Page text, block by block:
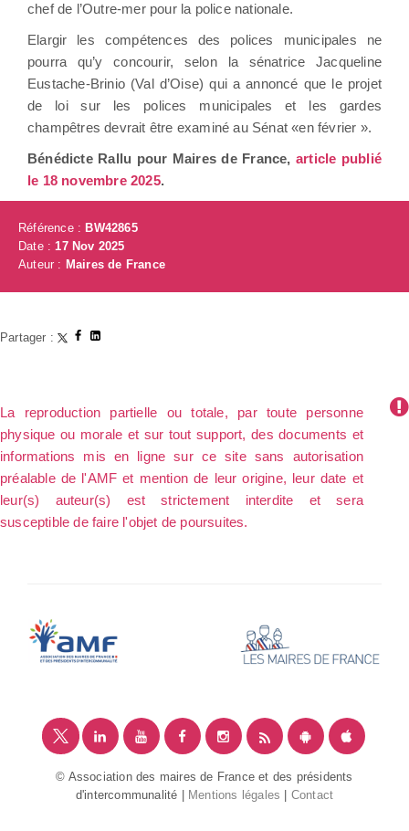
chef de l’Outre-mer pour la police nationale.
Elargir les compétences des polices municipales ne
pourra qu’y concourir, selon la sénatrice Jacqueline
Eustache-Brinio (Val d’Oise) qui a annoncé que le projet
de loi sur les polices municipales et les gardes
champêtres devrait être examiné au Sénat «en février ».
Bénédicte Rallu pour Maires de France, article publié
le 18 novembre 2025.
Référence : BW42865
Date :17 Nov 2025
Auteur : Maires de France
Partager :
La reproduction partielle ou totale, par toute personne
physique ou morale et sur tout support, des documents et
informations mis en ligne sur ce site sans autorisation
préalable de l'AMF et mention de leur origine, leur date et
leur(s) auteur(s) est strictement interdite et sera
susceptible de faire l'objet de poursuites.
© Association des maires de France et des présidents
d'intercommunalité |
Mentions légales Contact